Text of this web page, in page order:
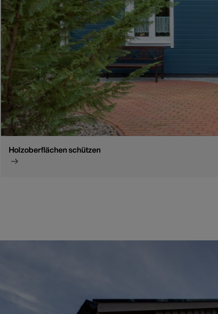
Holzoberflächen schützen